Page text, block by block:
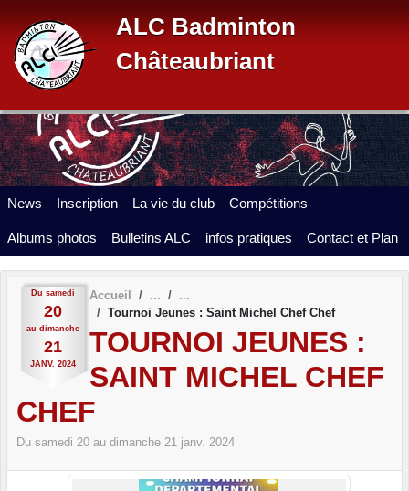
ALC Badminton
Châteaubriant
News Inscription La vie du club Compétitions
Albums photos Bulletins ALC infos pratiques Contact et Plan
Du samedi
20
au dimanche
21
JANV. 2024
Accueil
Tournoi Jeunes : Saint Michel Chef Chef
TOURNOI JEUNES :
SAINT MICHEL CHEF
CHEF
Du samedi 20 au dimanche 21 janv. 2024